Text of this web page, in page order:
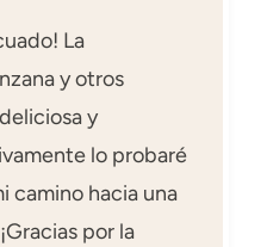
La
y otros
y
lo probaré
camino hacia una
por la